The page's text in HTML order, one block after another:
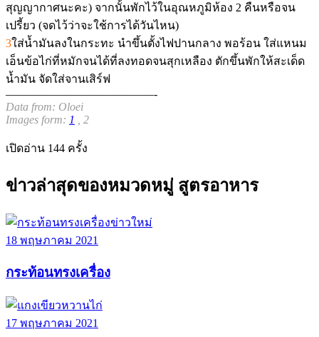
สุญญากาศนะคะ) จากนั้นพักไว้ในอุณหภูมิห้อง 2 คืนหรือจน
เปรี้ยว (จดไว้ว่าจะใช้การได้วันไหน)
3ใส่น้ำมันลงในกระทะ นำขึ้นตั้งไฟปานกลาง พอร้อน ใส่แหนม
เอ็นข้อไก่ที่หมักจนได้ที่ลงทอดจนสุกเหลือง ตักขึ้นพักให้สะเด็ด
น้ำมัน จัดใส่จานเสิร์ฟ
—————————————-
Data from: Oloei
Images form: 1 , 2
เปิดอ่าน 144 ครั้ง
ข่าวล่าสุดของหมวดหมู่ สูตรอาหาร
ข่าวใหม่
18 พฤษภาคม 2021
กระท้อนทรงเครื่อง
17 พฤษภาคม 2021